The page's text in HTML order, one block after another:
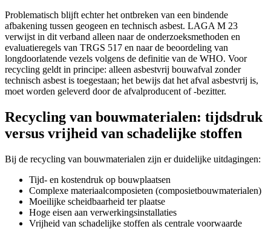
Problematisch blijft echter het ontbreken van een bindende
afbakening tussen geogeen en technisch asbest. LAGA M 23
verwijst in dit verband alleen naar de onderzoeksmethoden en
evaluatieregels van TRGS 517 en naar de beoordeling van
longdoorlatende vezels volgens de definitie van de WHO. Voor
recycling geldt in principe: alleen asbestvrij bouwafval zonder
technisch asbest is toegestaan; het bewijs dat het afval asbestvrij is,
moet worden geleverd door de afvalproducent of -bezitter.
Recycling van bouwmaterialen: tijdsdruk
versus vrijheid van schadelijke stoffen
Bij de recycling van bouwmaterialen zijn er duidelijke uitdagingen:
Tijd- en kostendruk op bouwplaatsen
Complexe materiaalcomposieten (composietbouwmaterialen)
Moeilijke scheidbaarheid ter plaatse
Hoge eisen aan verwerkingsinstallaties
Vrijheid van schadelijke stoffen als centrale voorwaarde